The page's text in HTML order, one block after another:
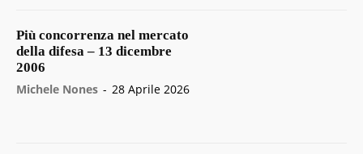
Più concorrenza nel mercato
della difesa – 13 dicembre
2006
Michele Nones - 28 Aprile 2026